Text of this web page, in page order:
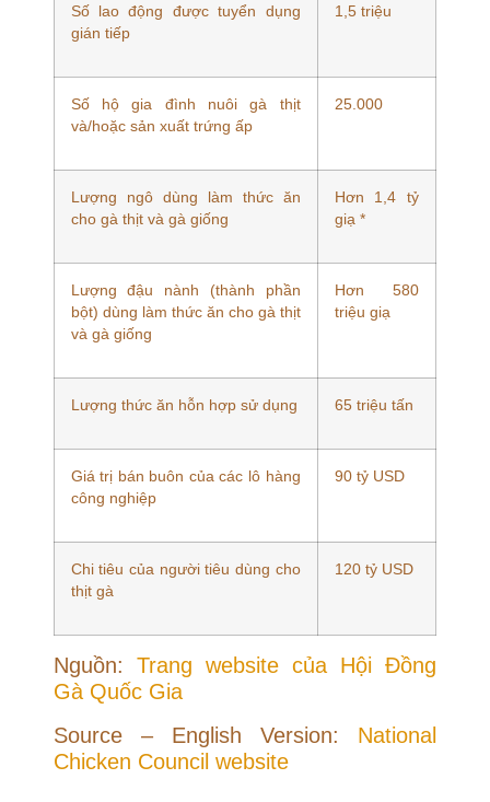
Số lao động được tuyển dụng
gián tiếp
1,5 triệu
Số hộ gia đình nuôi gà thịt
và/hoặc sản xuất trứng ấp
25.000
Lượng ngô dùng làm thức ăn
cho gà thịt và gà giống
Hơn 1,4 tỷ
giạ *
Lượng đậu nành (thành phần
bột) dùng làm thức ăn cho gà thịt
và gà giống
Hơn 580
triệu giạ
Lượng thức ăn hỗn hợp sử dụng 65 triệu tấn
Giá trị bán buôn của các lô hàng
công nghiệp
90 tỷ USD
Chi tiêu của người tiêu dùng cho
thịt gà
120 tỷ USD
Nguồn: Trang website của Hội Đồng
Gà Quốc Gia
Source – English Version: National
Chicken Council website